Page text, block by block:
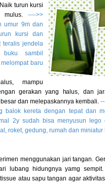
turun kursi
mulus.---->>
umur 9m dan
kursi dan
teralis jendela
sambil
baru
mampu
gerakan yang halus, dan
dan melepaskannya kembali.
balok kereta dengan tepat dan
2y sudah bisa menyusun
roket, gedung, rumah dan miniatur
menggunakan jari tangan.
lubang hidungnya yamg
atau sapu tangan agar